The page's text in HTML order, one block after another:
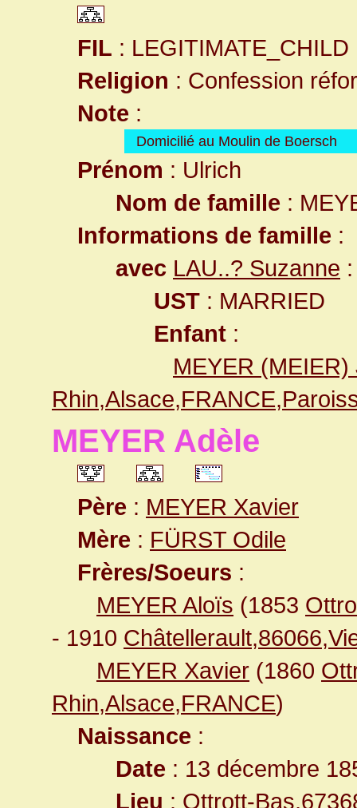
FIL : LEGITIMATE_CHILD
Religion : Confession
Note :
Domicilié au Moulin de Boersch
Prénom : Ulrich
Nom de famille :
Informations de famille :
avec LAU..? Suzanne :
UST : MARRIED
Enfant :
MEYER (MEIER)
MEYER Adèle
Père : MEYER Xavier
Mère : FÜRST Odile
Frères/Soeurs :
MEYER Aloïs (1853
- 1910
MEYER Xavier (1860
Rhin,Alsace,FRANCE)
Naissance :
Date : 13 décembre
Lieu : Ottrott-